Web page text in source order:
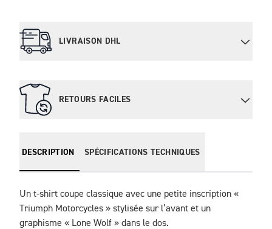
LIVRAISON DHL
RETOURS FACILES
DESCRIPTION SPÉCIFICATIONS TECHNIQUES
Un t-shirt coupe classique avec une petite inscription «
Triumph Motorcycles » stylisée sur l’avant et un
graphisme « Lone Wolf » dans le dos.